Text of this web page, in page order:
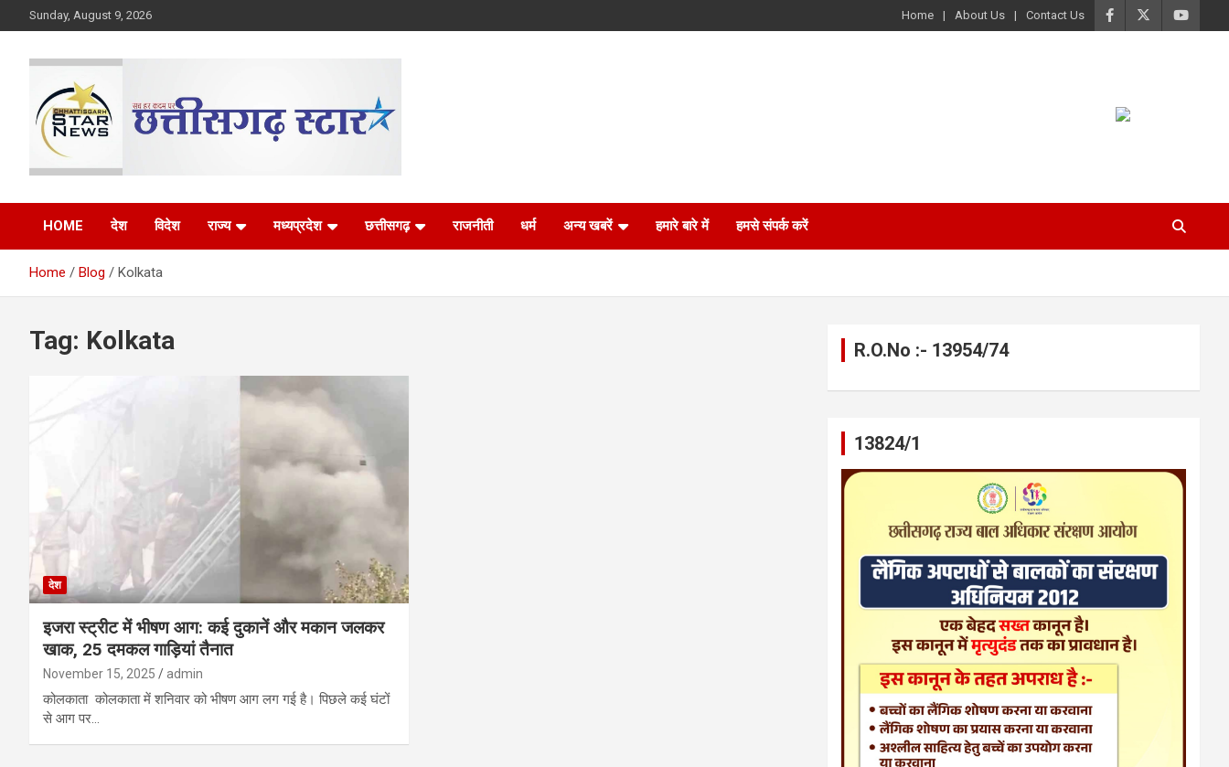
to
Sunday, August 9, 2026 Home About Us Contact Us
Chhattisgarh Star
HOME देश विदेश राज्य मध्यप्रदेश छत्तीसगढ़ राजनीती धर्म अन्य खबरें हमारे बारे में हमसे संपर्क करें
Home Blog Kolkata
Tag: Kolkata
देश
इजरा स्ट्रीट में भीषण आग: कई दुकानें और मकान जलकर
खाक, 25 दमकल गाड़ियां तैनात
November 15, 2025 admin
कोलकाता कोलकाता में शनिवार को भीषण आग लग गई है। पिछले कई घंटों
से आग पर…
R.O.No :- 13954/74
13824/1